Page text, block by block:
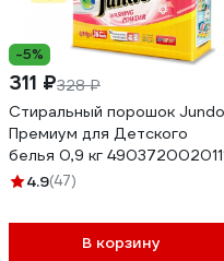
-5%
311 ₽328 ₽
Стиральный порошок Jundo
Премиум для Детского
белья 0,9 кг
4.9(47)
В корзину